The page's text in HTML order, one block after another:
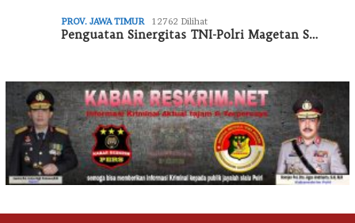
PROV. JAWA TIMUR 12762 Dilihat
Penguatan Sinergitas TNI-Polri Magetan S…